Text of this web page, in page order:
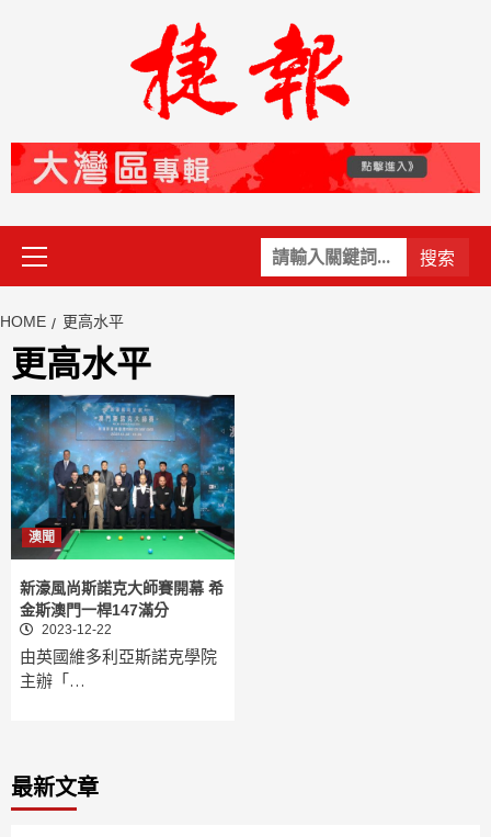
關
鍵
Primary
Menu
HOME 更高水平
更高水平
澳聞
新濠風尚斯諾克大師賽開幕 希
金斯澳門一桿147滿分
2023-12-22
由英國維多利亞斯諾克學院
主辦「…
最新文章